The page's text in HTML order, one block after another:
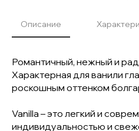
Описание
Романтичный, нежный и
Характерная для ванили
роскошным оттенком
Vanilla – это легкий и
индивидуальностью и